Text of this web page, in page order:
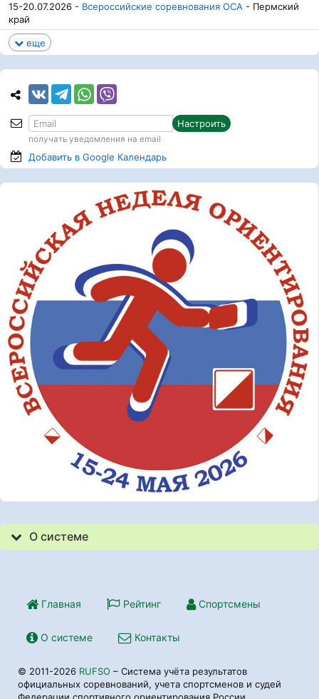
15-20.07.2026 - Всероссийские соревнования ОСА - Пермский
край
еще
Настроить
получать уведомления на email
Добавить в Google Календарь
О системе
Главная Рейтинг Спортсмены
О системе Контакты
© 2011-2026 RUFSO – Система учёта результатов
официальных соревнований, учета спортсменов и судей